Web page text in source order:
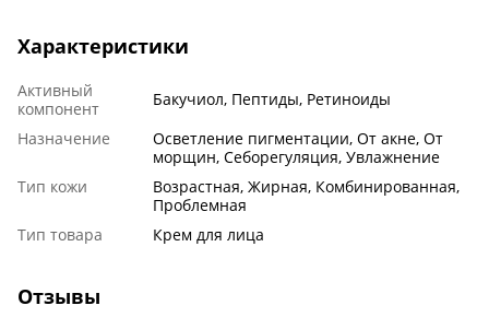
Характеристики
Активный
компонент
Бакучиол, Пептиды, Ретиноиды
Назначение
Осветление пигментации, От акне, От
морщин, Себорегуляция, Увлажнение
Тип кожи
Возрастная, Жирная, Комбинированная,
Проблемная
Тип товара
Крем для лица
Отзывы